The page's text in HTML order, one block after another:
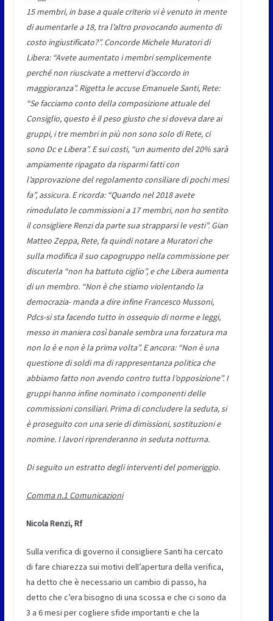
15 membri, in base a quale criterio vi è venuto in mente
di aumentarle a 18, tra l’altro provocando aumento di
costo ingiustificato?”. Concorde Michele Muratori di
Libera: “Avete aumentato i membri semplicemente
perché non riuscivate a mettervi d’accordo in
maggioranza”. Rigetta le accuse Emanuele Santi, Rete:
“Se facciamo conto della composizione attuale del
Consiglio, questo è il peso giusto che si doveva dare ai
gruppi, i tre membri in più non sono solo di Rete, ci
sono Dc e Libera”. E sui costi, “un aumento del 20% sarà
ampiamente ripagato da risparmi fatti con
l’approvazione del regolamento consiliare di pochi mesi
fa”, assicura. E ricorda: “Quando nel 2018 avete
rimodulato le commissioni a 17 membri, non ho sentito
il consigliere Renzi da parte sua strapparsi le vesti”. Gian
Matteo Zeppa, Rete, fa quindi notare a Muratori che
sulla modifica il suo capogruppo nella commissione per
discuterla “non ha battuto ciglio”, e che Libera aumenta
di un membro. “Non è che stiamo violentando la
democrazia- manda a dire infine Francesco Mussoni,
Pdcs-si sta facendo tutto in ossequio di norme e leggi,
messo in maniera così banale sembra una forzatura ma
non lo è e non è la prima volta”. E ancora: “Non è una
questione di soldi ma di rappresentanza politica che
abbiamo fatto non avendo contro tutta l’opposizione”. I
gruppi hanno infine nominato i componenti delle
commissioni consiliari. Prima di concludere la seduta, si
è proseguito con una serie di dimissioni, sostituzioni e
nomine. I lavori riprenderanno in seduta notturna.
Di seguito un estratto degli interventi del pomeriggio.
Comma n.1 Comunicazioni
Nicola Renzi, Rf
Sulla verifica di governo il consigliere Santi ha cercato
di fare chiarezza sui motivi dell’apertura della verifica,
ha detto che è necessario un cambio di passo, ha
detto che c’era bisogno di una scossa e che ci sono da
3 a 6 mesi per cogliere sfide importanti e che la